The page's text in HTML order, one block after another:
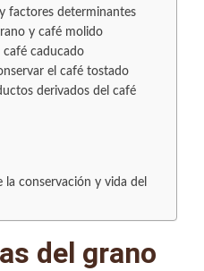
factores determinantes
y café molido
café caducado
el café tostado
derivados del café
la conservación y vida del
del grano